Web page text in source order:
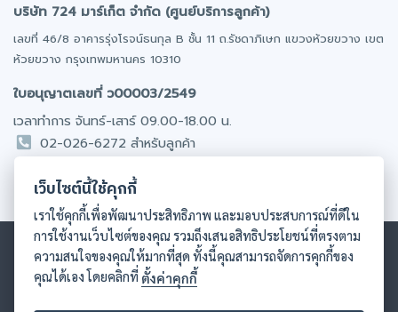
ออฟฟิศให้เช่า
รถยนต์มือสอง
โปรโมชั่น
ติดต่อเรา
ร่วมงานกับเรา
นักลงทุนสัมพันธ์​
โอนเงินเข้าบริษัท
มั่นใจได้ทุกการชำระเงิน
ชำระเงินผ่านบัตรเครดิต / เดบิต
มีผ่อน 0% นาน 10 เดือน
โอนเงินผ่าน Internet Banking
ชำระเงินผ่าน Counter Service
ได้ทุกสาขาทั่วประเทศ
บริษัท 724 มาร์เก็ต จำกัด (ศูนย์บริการลูกค้า)
เลขที่ 46/8 อาคารรุ่งโรจน์ธนกุล B ชั้น 11 ถ.รัชดาภิเษก แขวงห้วยขวาง เขต
ห้วยขวาง กรุงเทพมหานคร 10310
ใบอนุญาตเลขที่ ว00003/2549
เวลาทำการ จันทร์-เสาร์ 09.00-18.00 น.
02-026-6272 สำหรับลูกค้า
081 831 9089 รับเรื่องร้องเรียน
เว็บไซต์นี้ใช้คุกกี้
เราใช้คุกกี้เพื่อพัฒนาประสิทธิภาพ และมอบประสบการณ์ที่ดีใน
การใช้งานเว็บไซต์ของคุณ รวมถึงเสนอสิทธิประโยชน์ที่ตรงตาม
ความสนใจของคุณให้มากที่สุด ทั้งนี้คุณสามารถจัดการคุกกี้ของ
คุณได้เอง โดยคลิกที่ ตั้งค่าคุกกี้